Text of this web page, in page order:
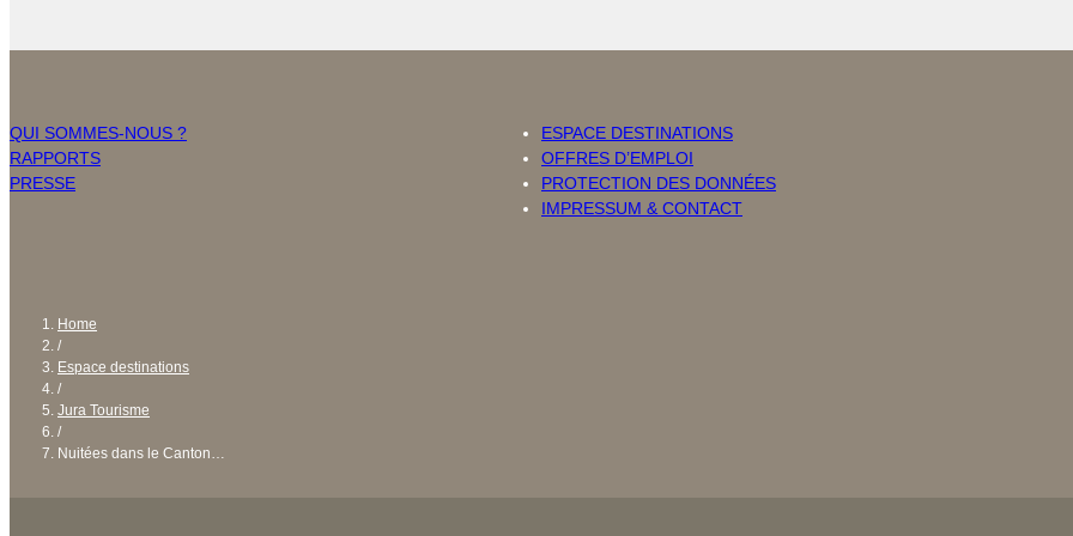
QUI SOMMES-NOUS ?
RAPPORTS
PRESSE
ESPACE DESTINATIONS
OFFRES D’EMPLOI
PROTECTION DES DONNÉES
IMPRESSUM & CONTACT
Home
/
Espace destinations
/
Jura Tourisme
/
Nuitées dans le Canton…